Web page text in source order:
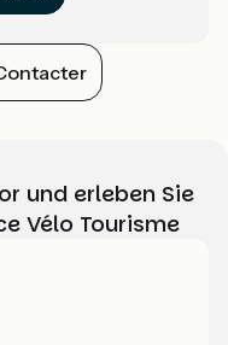
und erleben Sie
Vélo Tourisme